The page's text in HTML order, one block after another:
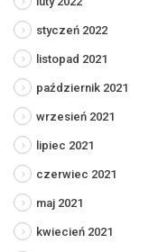
styczeń 2022
listopad 2021
październik 2021
wrzesień 2021
lipiec 2021
czerwiec 2021
maj 2021
kwiecień 2021